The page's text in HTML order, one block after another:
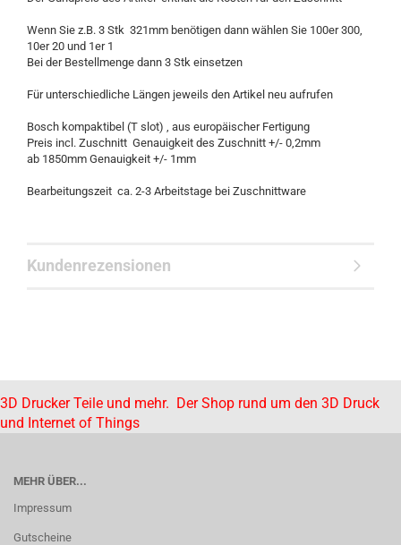
Wenn Sie z.B. 3 Stk 321mm benötigen dann wählen Sie 100er 300,
10er 20 und 1er 1
Bei der Bestellmenge dann 3 Stk einsetzen
Für unterschiedliche Längen jeweils den Artikel neu aufrufen
Bosch kompaktibel (T slot) , aus europäischer Fertigung
Preis incl. Zuschnitt Genauigkeit des Zuschnitt +/- 0,2mm
ab 1850mm Genauigkeit +/- 1mm
Bearbeitungszeit ca. 2-3 Arbeitstage bei Zuschnittware
Kundenrezensionen
3D Drucker Teile und mehr. Der Shop rund um den 3D Druck
und Internet of Things
MEHR ÜBER...
Impressum
Gutscheine